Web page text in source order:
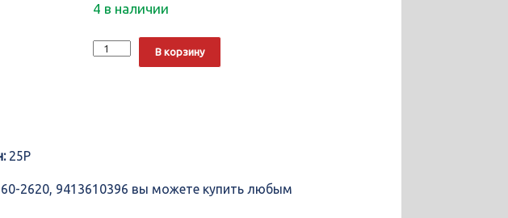
4 в наличии
Количество
Нагнетательный
В корзину
25P
2620, 9413610396 вы можете купить любым